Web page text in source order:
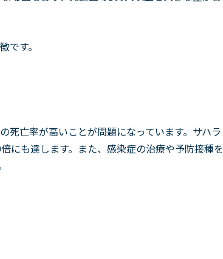
です。
死亡率が高いことが問題になっています。サハラ
にも達します。また、感染症の治療や予防接種を